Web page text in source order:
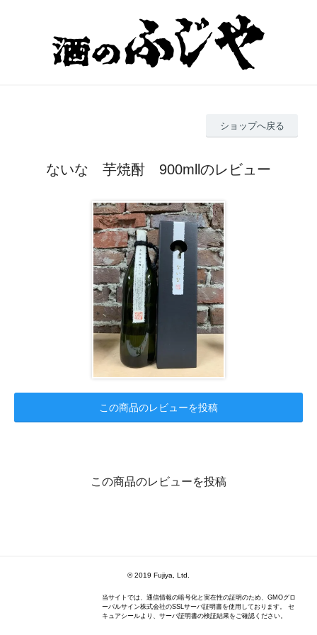
ショップへ戻る
ないな 芋焼酎 900mllのレビュー
この商品のレビューを投稿
この商品のレビューを投稿
© 2019 Fujiya, Ltd.
当サイトでは、通信情報の暗号化と実在性の証明のため、GMOグロ
ーバルサイン株式会社のSSLサーバ証明書を使用しております。 セ
キュアシールより、サーバ証明書の検証結果をご確認ください。